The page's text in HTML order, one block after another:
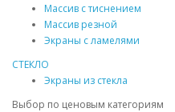
Массив с тиснением
Массив резной
Экраны с ламелями
СТЕКЛО
Экраны из стекла
Выбор по ценовым категориям